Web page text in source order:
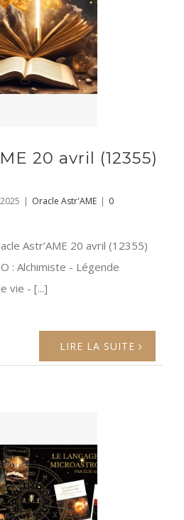
Oracle Astr’AME
20 avril (12355)
Coelho
20 avril (12355)
| Oracle Astr'AME | 0
Astr’AME 20 avril (12355)
: Alchimiste - Légende
vie - [...]
LIRE LA SUITE